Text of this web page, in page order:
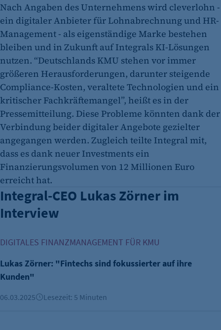
Nach Angaben des Unternehmens wird cleverlohn -
ein digitaler Anbieter für Lohnabrechnung und HR-
Management - als eigenständige Marke bestehen
bleiben und in Zukunft auf Integrals KI-Lösungen
nutzen. “Deutschlands KMU stehen vor immer
größeren Herausforderungen, darunter steigende
Compliance-Kosten, veraltete Technologien und ein
kritischer Fachkräftemangel”, heißt es in der
Pressemitteilung. Diese Probleme könnten dank der
Verbindung beider digitaler Angebote gezielter
angegangen werden. Zugleich teilte Integral mit,
dass es dank neuer Investments ein
Finanzierungsvolumen von 12 Millionen Euro
erreicht hat.
Integral-CEO Lukas Zörner im
Interview
DIGITALES FINANZMANAGEMENT FÜR KMU
Lukas Zörner: "Fintechs sind fokussierter auf ihre
Kunden"
06.03.2025 Lesezeit: 5 Minuten